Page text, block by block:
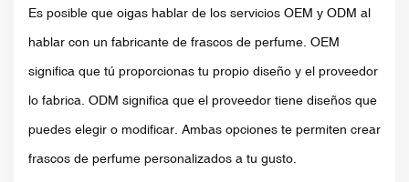
Es posible que oigas hablar de los servicios OEM y ODM al
hablar con un fabricante de frascos de perfume. OEM
significa que tú proporcionas tu propio diseño y el proveedor
lo fabrica. ODM significa que el proveedor tiene diseños que
puedes elegir o modificar. Ambas opciones te permiten crear
frascos de perfume personalizados a tu gusto.